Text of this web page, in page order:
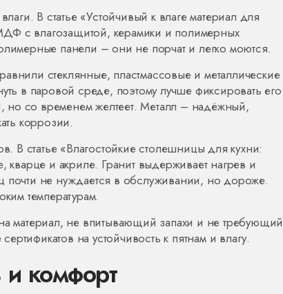
В статье «Устойчивый к влаге материал для
с влагозащитой, керамики и полимерных
панели – они не порчат и легко моются.
стеклянные, пластмассовые и металлические
в паровой среде, поэтому лучше фиксировать его
со временем желтеет. Металл – надёжный,
коррозии.
статье «Влагостойкие столешницы для кухни:
кварце и акриле. Гранит выдерживает нагрев и
почти не нуждается в обслуживании, но дороже.
температурам.
материал, не впитывающий запахи и не требующий
на устойчивость к пятнам и влагу.
и комфорт